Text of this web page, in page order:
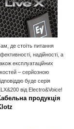
де стоїть питання
надійності, а
експлуатаційних
– серйозною
буде серія
від Electro&Voice!
продукція